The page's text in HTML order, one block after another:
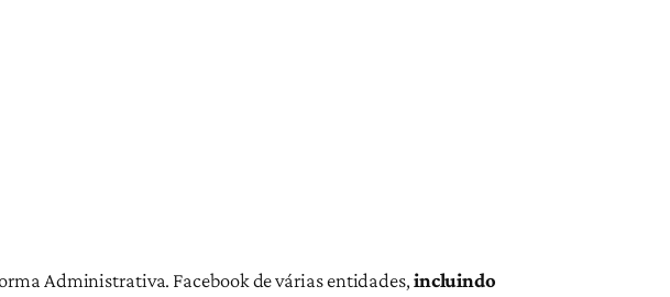
Administrativa. Facebook de várias entidades,incluindo